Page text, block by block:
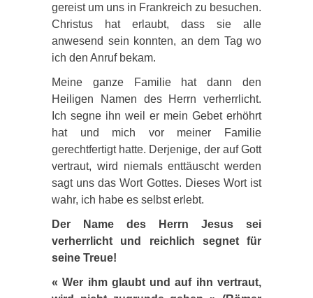
gereist um uns in Frankreich zu besuchen.
Christus hat erlaubt, dass sie alle
anwesend sein konnten, an dem Tag wo
ich den Anruf bekam.
Meine ganze Familie hat dann den
Heiligen Namen des Herrn verherrlicht.
Ich segne ihn weil er mein Gebet erhöhrt
hat und mich vor meiner Familie
gerechtfertigt hatte. Derjenige, der auf Gott
vertraut, wird niemals enttäuscht werden
sagt uns das Wort Gottes. Dieses Wort ist
wahr, ich habe es selbst erlebt.
Der Name des Herrn Jesus sei
verherrlicht und reichlich segnet für
seine Treue!
« Wer ihm glaubt und auf ihn vertraut,